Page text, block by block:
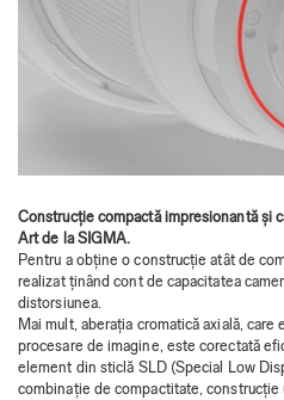
Construcție compactă impresionantă și
Art de la SIGMA.
Pentru a obține o construcție atât de
realizat ținând cont de capacitatea
distorsiunea.
Mai mult, aberația cromatică axială,
procesare de imagine, este corectată
element din sticlă SLD (Special Low
combinație de compactitate, construcție